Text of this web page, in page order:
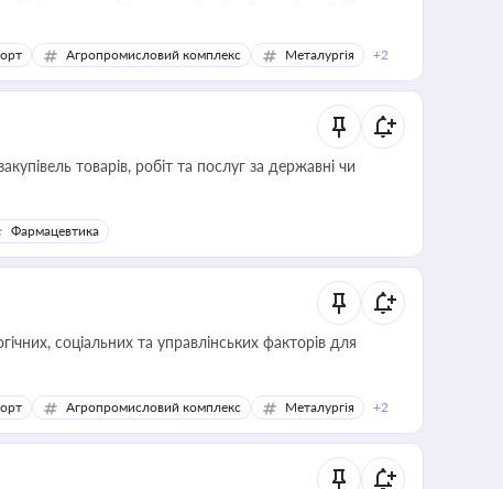
Агропромисловий комплекс Металургія +2
товарів, робіт та послуг за державні чи
Фармацевтика
соціальних та управлінських факторів для
Агропромисловий комплекс Металургія +2